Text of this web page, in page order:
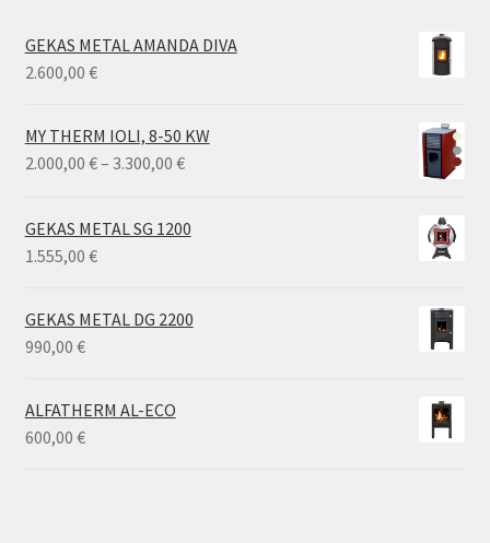
GEKAS METAL AMANDA DIVA
2.600,00 €
MY THERM IOLI, 8-50 KW
2.000,00 €– 3.300,00 €Price
through
GEKAS METAL SG 1200
1.555,00 €
GEKAS METAL DG 2200
990,00 €
ALFATHERM AL-ECO
600,00 €